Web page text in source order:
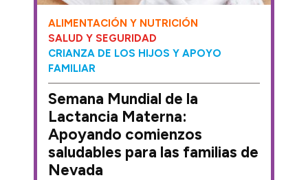
ALIMENTACIÓN Y NUTRICIÓN
SALUD Y SEGURIDAD
CRIANZA DE LOS HIJOS Y APOYO
FAMILIAR
Semana Mundial de la
Lactancia Materna:
Apoyando comienzos
saludables para las familias de
Nevada